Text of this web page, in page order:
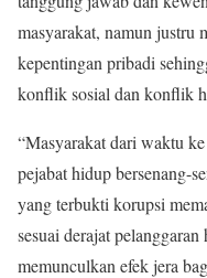
masyarakat, namun justru
kepentingan pribadi
konflik sosial dan konflik
“Masyarakat dari waktu
pejabat hidup bersenang-
yang terbukti korupsi
sesuai derajat
memunculkan efek jera